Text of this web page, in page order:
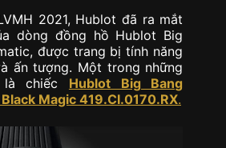
2021, Hublot đã ra mắt
dòng đồng hồ Hublot Big
được trang bị tính năng
ấn tượng. Một trong những
chiếc Hublot Big Bang
Magic 419.CI.0170.RX.